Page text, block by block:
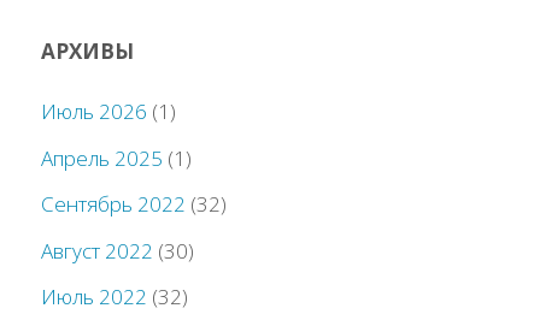
АРХИВЫ
Июль 2026 (1)
Апрель 2025 (1)
Сентябрь 2022 (32)
Август 2022 (30)
Июль 2022 (32)